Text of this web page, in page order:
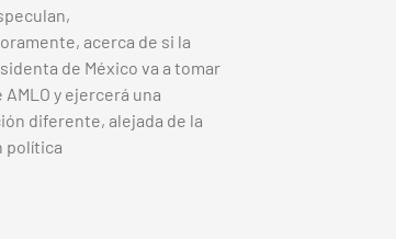
acerca de si la
de México va a tomar
y ejercerá una
diferente, alejada de la
política